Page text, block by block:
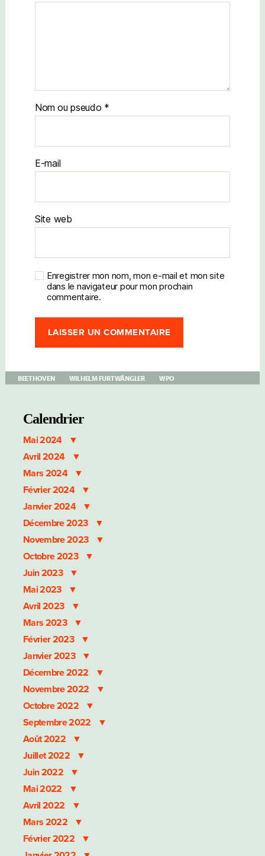
Nom
E-mail
Site web
Enregistrer mon nom, mon e-mail et mon site
dans le navigateur pour mon prochain
commentaire.
BEETHOVEN WILHELM FURTWÄNGLER WPO
Calendrier
Mai 2024
Avril 2024
Mars 2024
Février 2024
Janvier 2024
Décembre 2023
Novembre 2023
Octobre 2023
Juin 2023
Mai 2023
Avril 2023
Mars 2023
Février 2023
Janvier 2023
Décembre 2022
Novembre 2022
Octobre 2022
Septembre 2022
Août 2022
Juillet 2022
Juin 2022
Mai 2022
Avril 2022
Mars 2022
Février 2022